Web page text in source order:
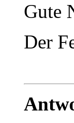
Gute
Der